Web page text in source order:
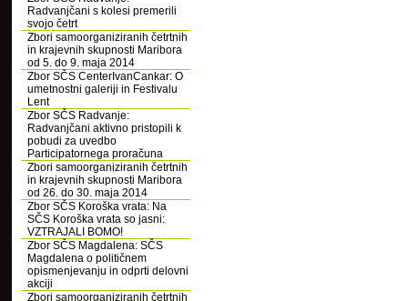
Radvanjčani s kolesi premerili
svojo četrt
Zbori samoorganiziranih četrtnih
in krajevnih skupnosti Maribora
od 5. do 9. maja 2014
Zbor SČS CenterIvanCankar: O
umetnostni galeriji in Festivalu
Lent
Zbor SČS Radvanje:
Radvanjčani aktivno pristopili k
pobudi za uvedbo
Participatornega proračuna
Zbori samoorganiziranih četrtnih
in krajevnih skupnosti Maribora
od 26. do 30. maja 2014
Zbor SČS Koroška vrata: Na
SČS Koroška vrata so jasni:
VZTRAJALI BOMO!
Zbor SČS Magdalena: SČS
Magdalena o političnem
opismenjevanju in odprti delovni
akciji
Zbori samoorganiziranih četrtnih